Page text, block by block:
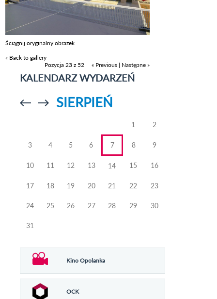
Ściągnij oryginalny obrazek
« Back to gallery
Pozycja 23 z 52
« Previous | Następne »
KALENDARZ WYDARZEŃ
Przejdź doPrzejdź do
SIERPIEŃ
1 2
3 4 5 6 7 8 9
10 11 12 13 14 15 16
17 18 19 20 21 22 23
24 25 26 27 28 29 30
31
Kino Opolanka
OCK